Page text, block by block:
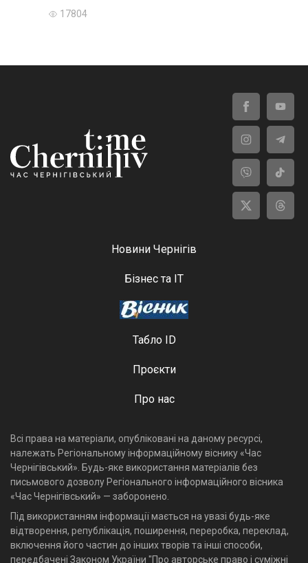
17804
Новини Чернігів
Бізнес та ІТ
Табло ID
Проєкти
Про нас
Всі права на матеріали, опубліковані на даному ресурсі,
належать Регіональному інформаційному віснику «Час
Чернігівський». Будь-яке використання матеріалів без
письмового дозволу Регіонального інформаційного вісника
«Час Чернігівський» — заборонено.
Під використанням інформації мається на увазі будь-яке
відтворення, републікація, поширення, переробка, переклад,
включення його частин до інших творів та інші способи,
передбачені Законом України "Про авторське право і суміжні